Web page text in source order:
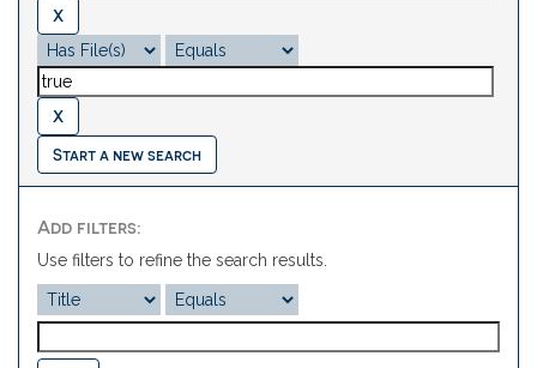
Start a new search
Add filters:
Use filters to refine the search results.